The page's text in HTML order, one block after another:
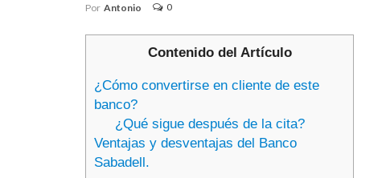
Por Antonio 0
Contenido del Artículo
¿Cómo convertirse en cliente de este
banco?
¿Qué sigue después de la cita?
Ventajas y desventajas del Banco
Sabadell.